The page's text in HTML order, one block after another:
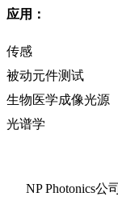
应用：
传感
被动元件测试
生物医学成像光源
光谱学
NP Photonics公